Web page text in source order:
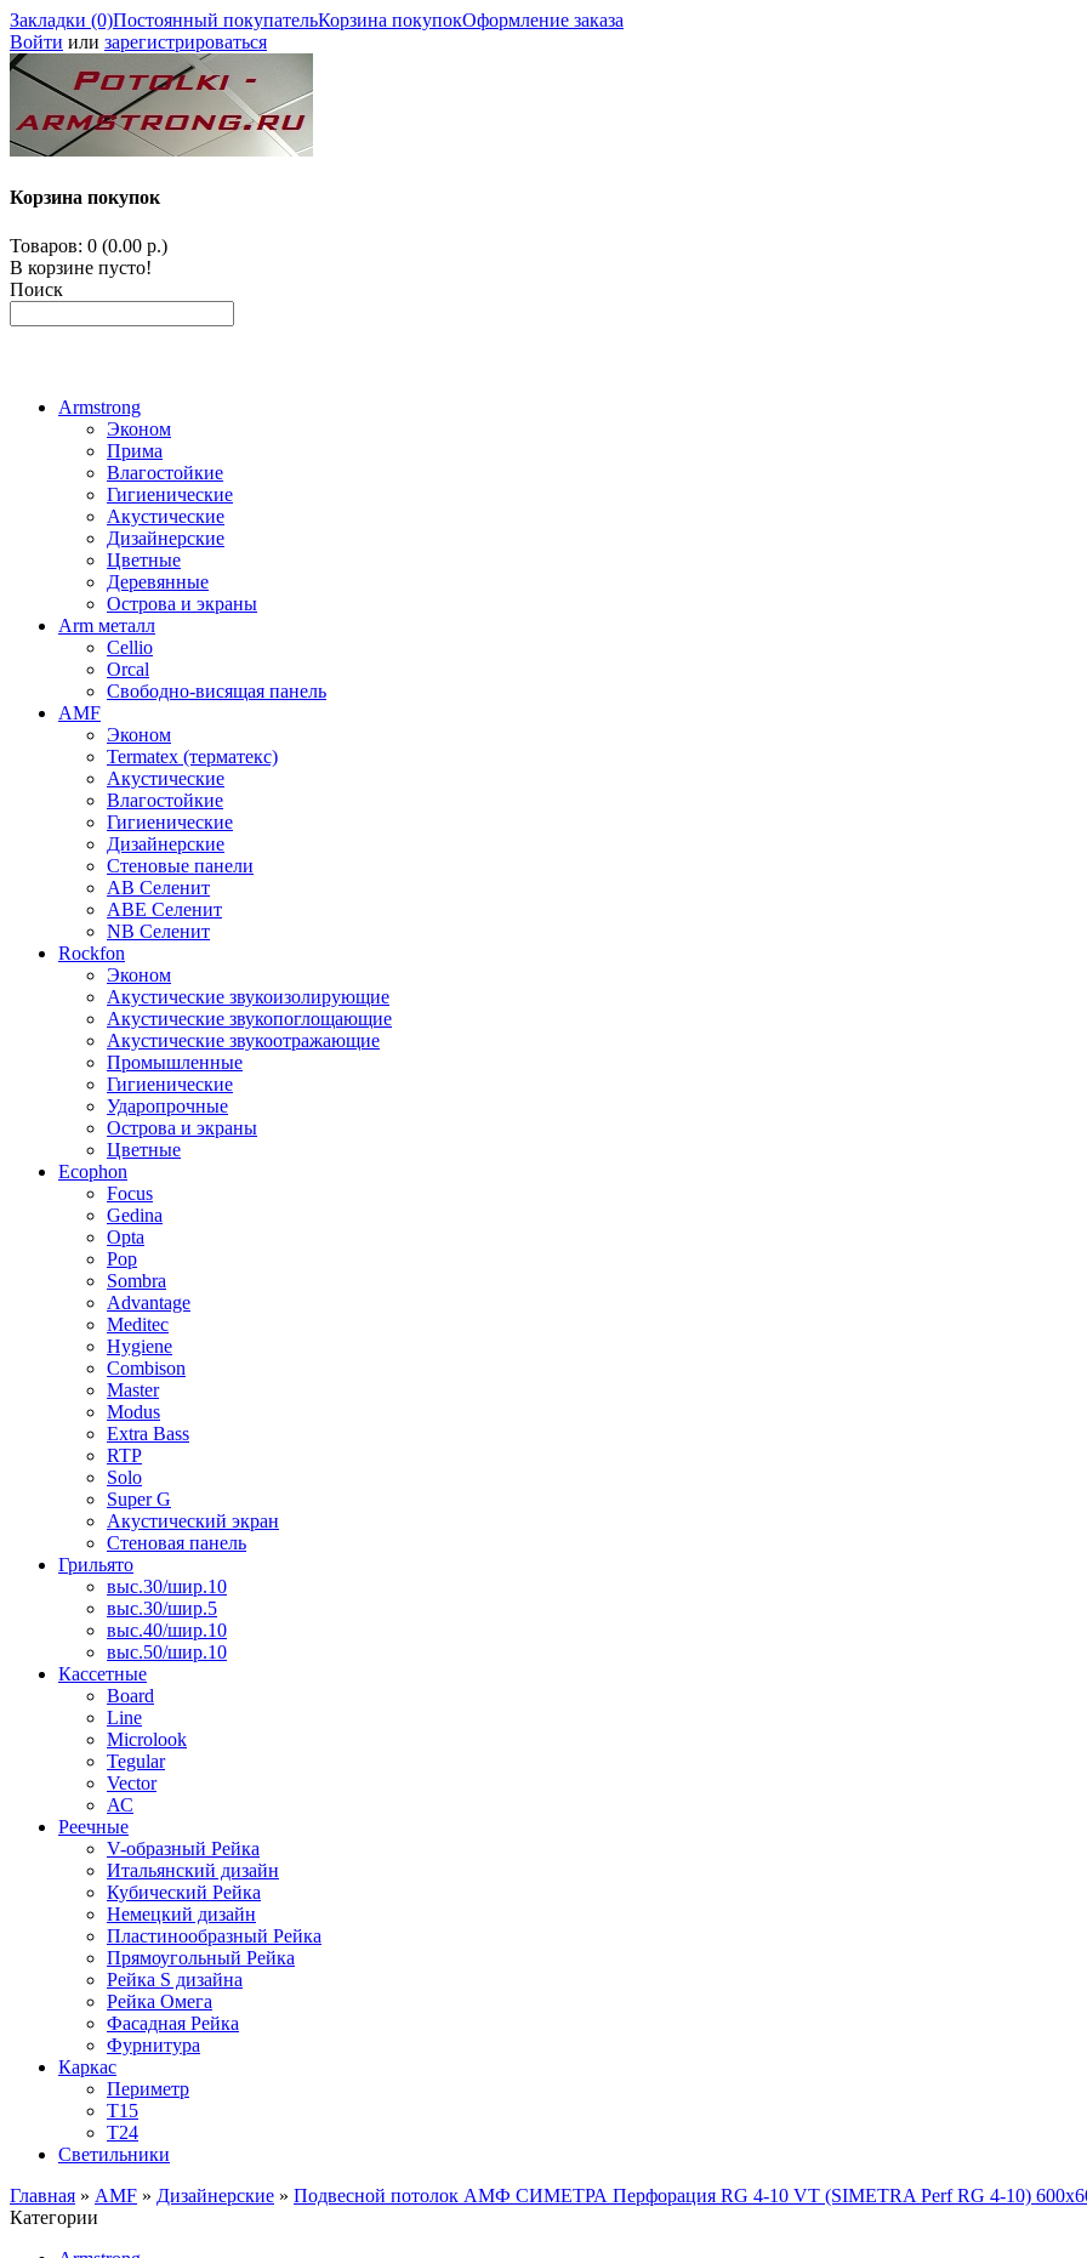
Закладки (0)Постоянный покупательКорзина покупокОформление заказа
Войти или зарегистрироваться
Корзина покупок
Товаров: 0 (0.00 р.)
В корзине пусто!
Поиск
Armstrong
Эконом
Прима
Влагостойкие
Гигиенические
Акустические
Дизайнерские
Цветные
Деревянные
Острова и экраны
Arm металл
Cellio
Orcal
Свободно-висящая панель
AMF
Эконом
Termatex (терматекс)
Акустические
Влагостойкие
Гигиенические
Дизайнерские
Стеновые панели
AB Селенит
ABE Селенит
NB Селенит
Rockfon
Эконом
Акустические звукоизолирующие
Акустические звукопоглощающие
Акустические звукоотражающие
Промышленные
Гигиенические
Ударопрочные
Острова и экраны
Цветные
Ecophon
Focus
Gedina
Opta
Pop
Sombra
Advantage
Meditec
Hygiene
Combison
Master
Modus
Extra Bass
RTP
Solo
Super G
Акустический экран
Стеновая панель
Грильято
выс.30/шир.10
выс.30/шир.5
выс.40/шир.10
выс.50/шир.10
Кассетные
Board
Line
Microlook
Tegular
Vector
АС
Реечные
V-образный Рейка
Итальянский дизайн
Кубический Рейка
Немецкий дизайн
Пластинообразный Рейка
Прямоугольный Рейка
Рейка S дизайна
Рейка Омега
Фасадная Рейка
Фурнитура
Каркас
Периметр
Т15
Т24
Светильники
Главная » AMF » Дизайнерские » Подвесной потолок АМФ СИМЕТРА Перфорация RG 4-10 VT (SIMETRA Perf RG 4-10)
Категории